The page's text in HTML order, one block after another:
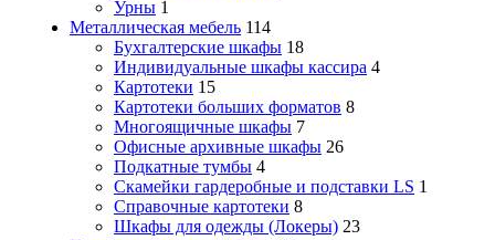
Урны 1
Металлическая мебель 114
Бухгалтерские шкафы 18
Индивидуальные шкафы кассира 4
Картотеки 15
Картотеки больших форматов 8
Многоящичные шкафы 7
Офисные архивные шкафы 26
Подкатные тумбы 4
Скамейки гардеробные и подставки LS 1
Справочные картотеки 8
Шкафы для одежды (Локеры) 23